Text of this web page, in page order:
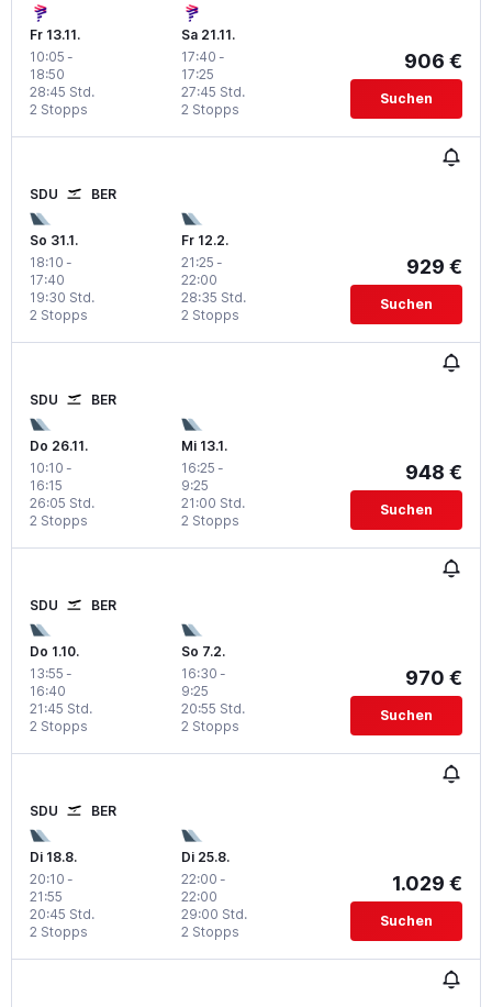
Fr 13.11.
10:05 -
18:50
2 Stopps
28:45 Std.
Sa 21.11.
17:40 -
17:25
2 Stopps
27:45 Std.
906 €
Suchen
SDU BER
So 31.1.
18:10 -
17:40
2 Stopps
19:30 Std.
Fr 12.2.
21:25 -
22:00
2 Stopps
28:35 Std.
929 €
Suchen
SDU BER
Do 26.11.
10:10 -
16:15
2 Stopps
26:05 Std.
Mi 13.1.
16:25 -
9:25
2 Stopps
21:00 Std.
948 €
Suchen
SDU BER
Do 1.10.
13:55 -
16:40
2 Stopps
21:45 Std.
So 7.2.
16:30 -
9:25
2 Stopps
20:55 Std.
970 €
Suchen
SDU BER
Di 18.8.
20:10 -
21:55
2 Stopps
20:45 Std.
Di 25.8.
22:00 -
22:00
2 Stopps
29:00 Std.
1.029 €
Suchen